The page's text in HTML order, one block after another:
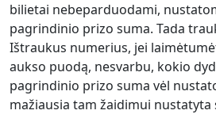
bilietai nebeparduodami,
pagrindinio prizo suma. Tada
Ištraukus numerius, jei
aukso puodą, nesvarbu, kokio
pagrindinio prizo suma vėl
mažiausia tam žaidimui nustatyta